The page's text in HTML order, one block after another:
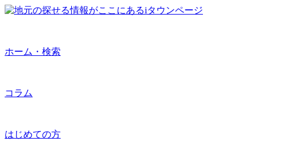
ホーム・検索
コラム
はじめての方